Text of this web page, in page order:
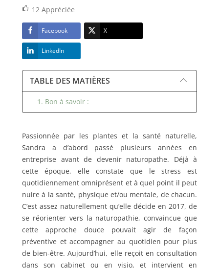
12 Appréciée
Facebook X
LinkedIn
TABLE DES MATIÈRES
1. Bon à savoir :
Passionnée par les plantes et la santé naturelle,
Sandra a d’abord passé plusieurs années en
entreprise avant de devenir naturopathe. Déjà à
cette époque, elle constate que le stress est
quotidiennement omniprésent et à quel point il peut
nuire à la santé, physique et/ou mentale, de chacun.
C’est assez naturellement qu’elle décide en 2017, de
se réorienter vers la naturopathie, convaincue que
cette approche douce pouvait agir de façon
préventive et accompagner au quotidien pour plus
de bien-être. Aujourd’hui, elle reçoit en consultation
dans son cabinet ou en visio, et intervient en